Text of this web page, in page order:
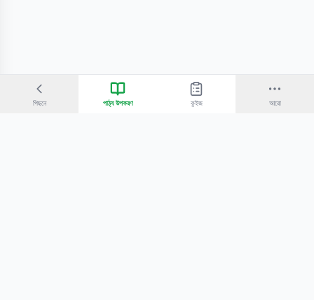
পিছনে পাঠ্য উপকরণ কুইজ আরো